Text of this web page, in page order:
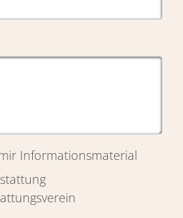
Informationsmaterial